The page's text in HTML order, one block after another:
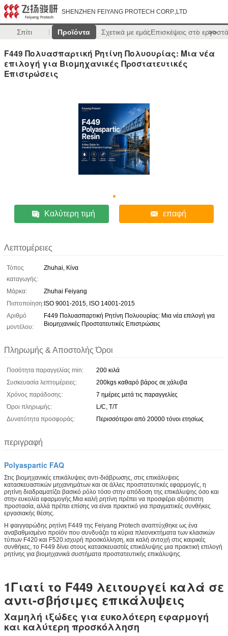
SHENZHEN FEIYANG PROTECH CORP.,LTD
Σπίτι Προϊόντα Σχετικά με εμάςΕπισκέψεις στο >>
F449 Πολυασπαρτική Ρητίνη Πολυουρίας: Μια νέα
επιλογή για Βιομηχανικές Προστατευτικές
Επιστρώσεις
Καλύτερη τιμή επαφή
Λεπτομέρειες
Τόπος
καταγωγής:
Zhuhai, Κίνα
Μάρκα:
Zhuhai Feiyang
Πιστοποίηση:ISO 9001-2015, ISO 14001-2015
Αριθμό
μοντέλου:
F449 Πολυασπαρτική Ρητίνη Πολυουρίας: Μια νέα επιλογή για
Βιομηχανικές Προστατευτικές Επιστρώσεις
Πληρωμής & Αποστολής Όροι
Ποσότητα παραγγελίας min:
200 κιλά
Συσκευασία λεπτομέρειες:
200kgs καθαρό βάρος σε χάλυβα
Χρόνος παράδοσης:
7 ημέρες μετά τις παραγγελίες
Όροι πληρωμής:
L/C, T/T
Δυνατότητα προσφοράς:
Περισσότεροι από 20000 τόνοι ετησίως
περιγραφή
Polyaspartic FAQ
Στις βιομηχανικές επικάλυψεις αντι-διάβρωσης, στις επικάλυψεις
κατασκευαστικών μηχανημάτων και σε άλλες προστατευτικές εφαρμογές, η
ρητίνη διαδραματίζει βασικό ρόλο τόσο στην απόδοση της επικάλυψης όσο και
στην ευκολία εφαρμογής.Μια καλή ρητίνη πρέπει να προσφέρει αξιόπιστη
προστασία, αλλά πρέπει επίσης να είναι πρακτικό για πραγματικές συνθήκες
εργασιακής θέσης.
Η φαιγγαρώδης ρητίνη F449 της Feiyang Protech αναπτύχθηκε ως ένα
αναβαθμισμένο προϊόν που συνδυάζει τα κύρια πλεονεκτήματα των κλασικών
τύπων F420 και F520.ισχυρή προσκόλληση, και καλή αντοχή στις καιρικές
συνθήκες, το F449 δίνει στους κατασκευαστές επικάλυψης μια πρακτική επιλογή
ρητίνης για βιομηχανικά συστήματα προστατευτικής επικάλυψης.
1Γιατί το F449 λειτουργεί καλά σε
αντι-σβήσιμες επικάλυψεις
Χαμηλή ιξώδες για ευκολότερη εφαρμογή
και καλύτερη προσκόλληση